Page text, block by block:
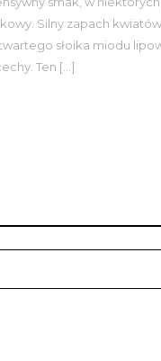
Silny zapach
słoika miodu
Ten […]